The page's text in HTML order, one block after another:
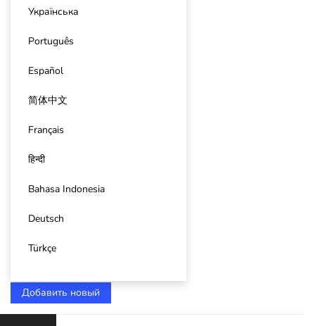
Українська
Português
Español
简体中文
Français
हिन्दी
Bahasa Indonesia
Deutsch
Türkçe
Добавить новый